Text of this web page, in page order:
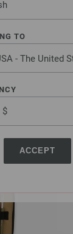
TO
- The United
ACCEPT
|